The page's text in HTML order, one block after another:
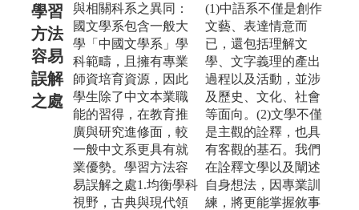
學習
方法
容易
誤解
之處
與相關科系之異同：
國文學系包含一般大
學「中國文學系」學
科範疇，且擁有專業
師資培育資源，因此
學生除了中文本業職
能的習得，在教育推
廣與研究進修面，較
一般中文系更具有就
業優勢。學習方法容
易誤解之處1.均衡學科
視野，古典與現代領
(1)中語系不僅是創作
文藝、表達情意而
已，還包括理解文
學、文字義理的產出
過程以及活動，並涉
及歷史、文化、社會
等面向。(2)文學不僅
是主觀的詮釋，也具
有客觀的基石。我們
在詮釋文學以及闡述
自身想法，因專業訓
練，將更能掌握敘事